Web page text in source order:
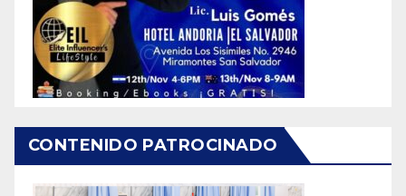
CONTENIDO PATROCINADO